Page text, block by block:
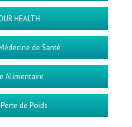
HEALTH
de Santé
Alimentaire
de Poids